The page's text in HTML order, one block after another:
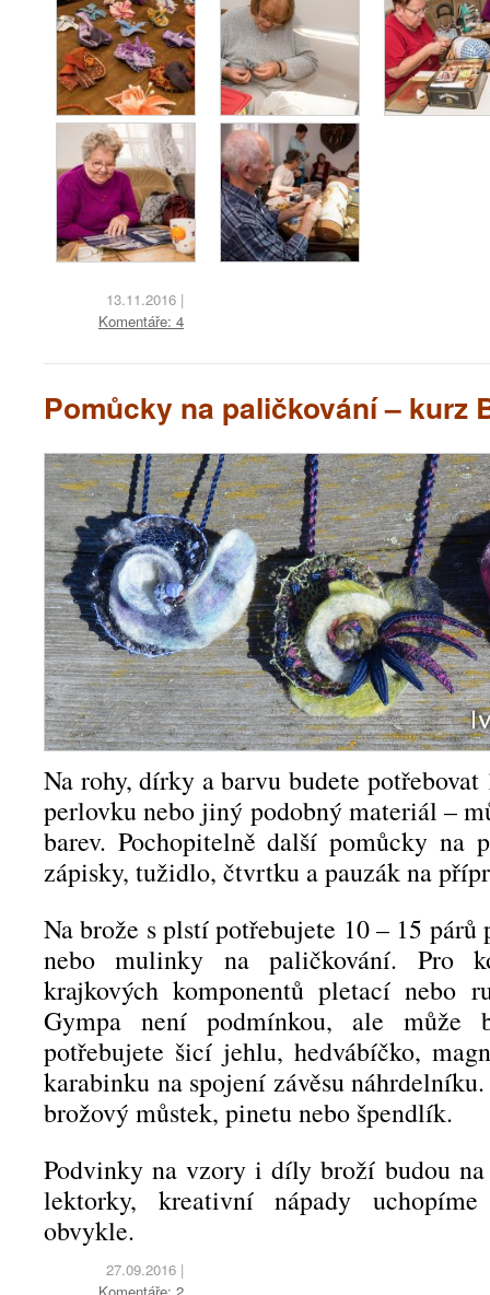
13.11.2016 |
Komentáře: 4
Pomůcky na paličkování – kurz
Na rohy, dírky a barvu budete
perlovku nebo jiný podobný materiál –
barev. Pochopitelně další pomůcky na
zápisky, tužidlo, čtvrtku a pauzák na
Na brože s plstí potřebujete 10 – 15 párů
nebo mulinky na paličkování. Pro
krajkových komponentů pletací nebo
Gympa není podmínkou, ale může
potřebujete šicí jehlu, hedvábíčko,
karabinku na spojení závěsu
brožový můstek, pinetu nebo špendlík.
Podvinky na vzory i díly broží budou
lektorky, kreativní nápady
obvykle.
27.09.2016 |
Komentáře: 2